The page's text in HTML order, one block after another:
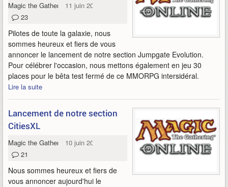
Magic the Gathering Online
11 juin 2009
23
Pilotes de toute la galaxie, nous
sommes heureux et fiers de vous
annoncer le lancement de notre section Jumpgate Evolution.
Pour célébrer l'occasion, nous mettons également en jeu 30
places pour le bêta test fermé de ce MMORPG intersidéral.
Lire la suite
Lancement de notre section
CitiesXL
Magic the Gathering Online
10 juin 2009
21
Nous sommes heureux et fiers de
vous annoncer aujourd'hui le